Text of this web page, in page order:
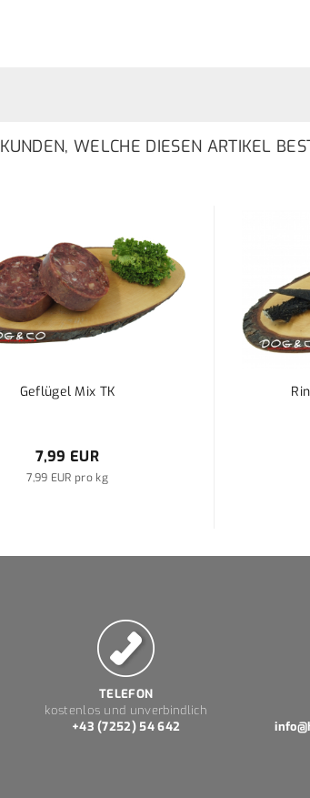
KUNDEN, WELCHE DIESEN ARTIKEL
Geflügel Mix TK
7,99 EUR
7,99 EUR pro kg
TELEFON
kostenlos und unverbindlich
+43 (7252) 54 642